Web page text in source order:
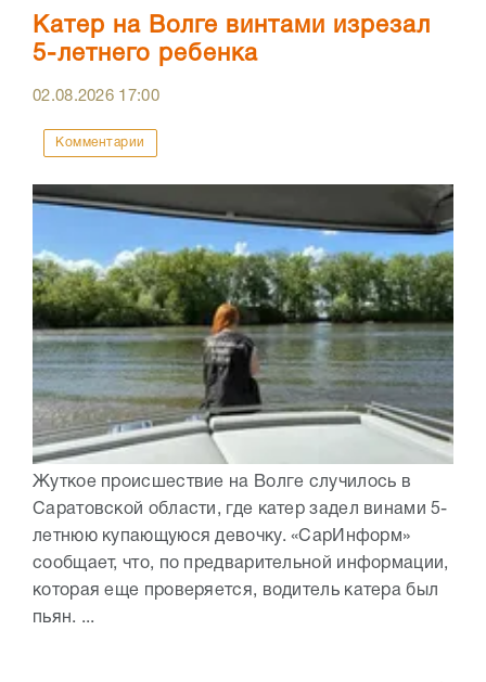
Катер на Волге винтами изрезал
5-летнего ребенка
02.08.2026 17:00
Комментарии
Жуткое происшествие на Волге случилось в
Саратовской области, где катер задел винами 5-
летнюю купающуюся девочку. «СарИнформ»
сообщает, что, по предварительной информации,
которая еще проверяется, водитель катера был
пьян. ...